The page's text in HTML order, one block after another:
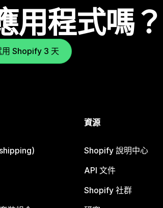
用程式嗎？
用 Shopify 3 天
資源
Shopify 說明中心
API 文件
Shopify 社群